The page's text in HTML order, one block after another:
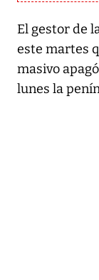
El gestor de
este martes
masivo
lunes la